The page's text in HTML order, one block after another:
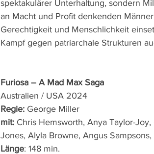
spektakulärer Unterhaltung, sondern
an Macht und Profit denkenden
Gerechtigkeit und Menschlichkeit
Kampf gegen patriarchale Strukturen
Furiosa – A Mad Max Saga
Australien / USA 2024
Regie: George Miller
mit: Chris Hemsworth, Anya Taylor-
Jones, Alyla Browne, Angus
Länge: 148 min.